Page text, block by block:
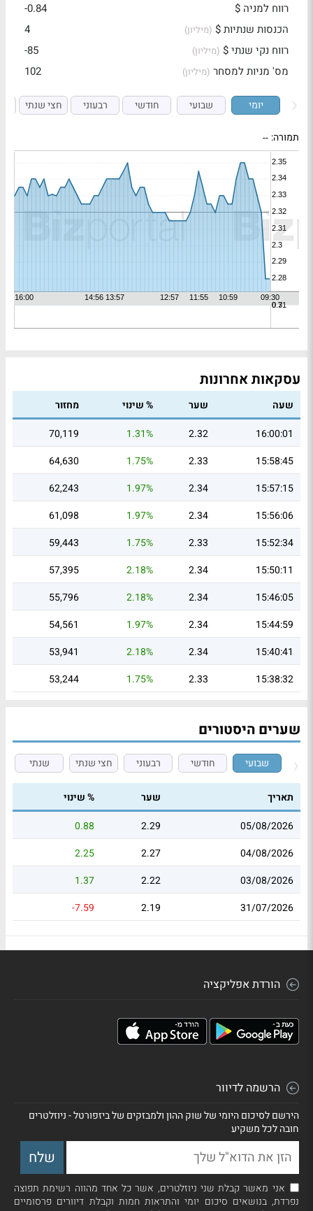
רווח למניה $
-0.84
הכנסות שנתיות $ (מיליון)
4
רווח נקי שנתי $ (מיליון)
-85
מס' מניות למסחר (מיליון) 102
יומי שבועי חודשי רבעוני חצי שנתי
תמורה: --
עסקאות אחרונות
שעה שער % שינוי
מחזור
16:00:01
2.32
1.31%
70,119
15:58:45
2.33
1.75%
64,630
15:57:15
2.34
1.97%
62,243
15:56:06
2.34
1.97%
61,098
15:52:34
2.33
1.75%
59,443
15:50:11
2.34
2.18%
57,395
15:46:05
2.34
2.18%
55,796
15:44:59
2.34
1.97%
54,561
15:40:41
2.34
2.18%
53,941
15:38:32
2.33
1.75%
53,244
שערים היסטורים
שבועי חודשי רבעוני חצי שנתי שנתי
תאריך שער
% שינוי
05/08/2026
2.29
0.88
04/08/2026
2.27
2.25
03/08/2026
2.22
1.37
31/07/2026
2.19
-7.59
הורדת אפליקציה
הרשמה לדיוור
הירשם לסיכום היומי של שוק ההון ולמבזקים של ביזפורטל - ניוזלטרים
חובה לכל משקיע
אני מאשר קבלת שני ניוזלטרים, אשר כל אחד מהווה רשימת תפוצה
נפרדת, בנושאים סיכום יומי והתראות חמות וקבלת דיוורים פרסומיים